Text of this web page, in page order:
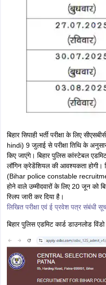
कांस्टेबल भर्ती परीक्षा एक शिफ्ट में 12
उम्मीदवारों के लिए परीक्षा केंद्र पर
राज्य के सभी 38 जिलों में 627 परीक्षा
बिहार पुलिस भर्ती लेटेस्ट अपडेट -केंद्रीय
एवं बिहार विशेष सशस्त्र पुलिस में चालक
आवेदन की अंतिम तिथि 20 अगस्त 2025
न्यूनतम शैक्षणिक योग्यता इंटर पास है।
27 जुलाई को आयोजित होने वाली
20 जुलाई को जारी किया गया। 16 जुलाई
लिए 9 जुलाई, 2025 को बिहार पुलिस
पर जारी किया गया था। CSBC द्वारा